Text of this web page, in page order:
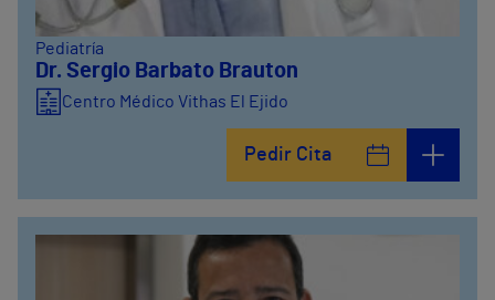
Pediatría
Dr. Sergio Barbato Brauton
Centro Médico Vithas El Ejido
Pedir Cita